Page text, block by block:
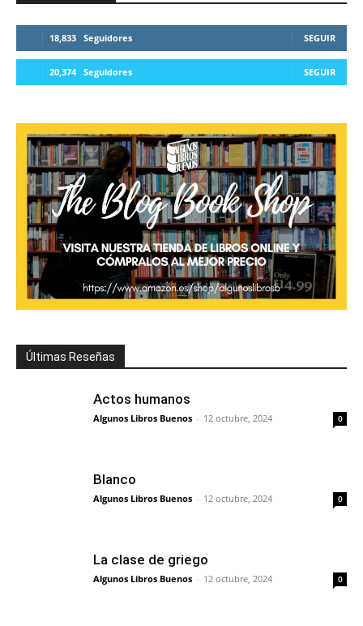
18,833 Seguidores SEGUIR
20,374 Seguidores SEGUIR
Últimas Reseñas
Actos humanos
Algunos Libros Buenos - 12 octubre, 2024 0
Blanco
Algunos Libros Buenos - 12 octubre, 2024 0
La clase de griego
Algunos Libros Buenos - 12 octubre, 2024 0